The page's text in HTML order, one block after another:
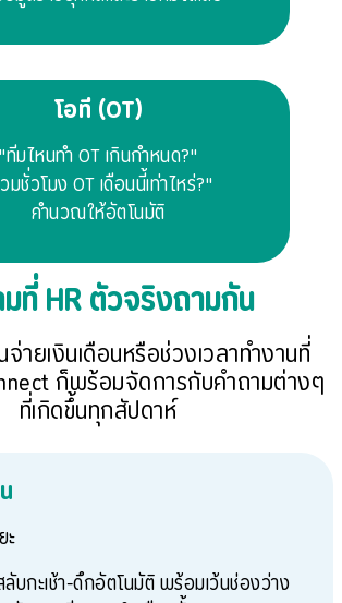
โอที (OT)
"ทีมไหนทำ OT เกินกำหนด?"
มชั่วโมง OT เดือนนี้เท่าไหร่?"
คำนวณให้อัตโนมัติ
ที่ HR ตัวจริงถามกัน
จ่ายเงินเดือนหรือช่วงเวลาทำงานที่
ก็พร้อมจัดการกับคำถามต่างๆ
ที่เกิดขึ้นทุกสัปดาห์
บกะเช้า-ดึกอัตโนมัติ พร้อมเว้นช่องว่าง